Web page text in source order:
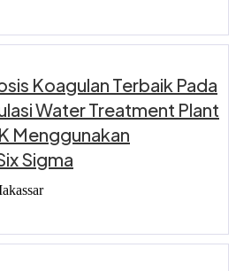
Koagulan Terbaik Pada
Water Treatment Plant
Menggunakan
Sigma